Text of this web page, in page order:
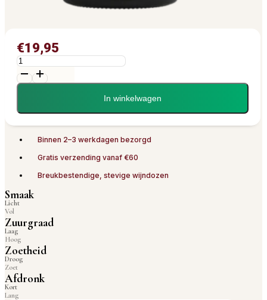
€19,95
Myron
DOC
|
Sauvignon
Weger
2023
In winkelwagen
Binnen 2–3 werkdagen bezorgd
Gratis verzending vanaf €60
Breukbestendige, stevige wijndozen
Smaak
Licht
Vol
Zuurgraad
Laag
Hoog
Zoetheid
Droog
Zoet
Afdronk
Kort
Lang